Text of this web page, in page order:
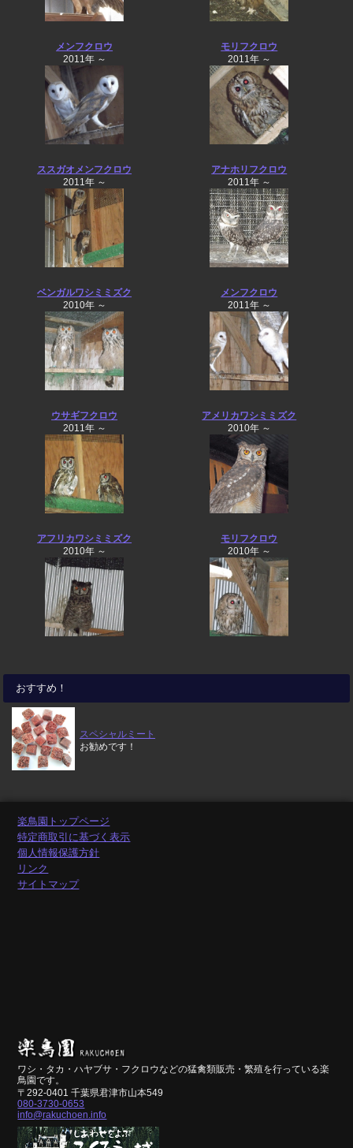
メンフクロウ
2011年 ～
モリフクロウ
2011年 ～
ススガオメンフクロウ
2011年 ～
アナホリフクロウ
2011年 ～
ベンガルワシミミズク
2010年 ～
メンフクロウ
2011年 ～
ウサギフクロウ
2011年 ～
アメリカワシミミズク
2010年 ～
アフリカワシミミズク
2010年 ～
モリフクロウ
2010年 ～
おすすめ！
スペシャルミート
お勧めです！
楽鳥園トップページ
特定商取引に基づく表示
個人情報保護方針
リンク
サイトマップ
ワシ・タカ・ハヤブサ・フクロウなどの猛禽類販売・繁殖を行っている楽
鳥園です。
〒292-0401 千葉県君津市山本549
080-3730-0653
info@rakuchoen.info